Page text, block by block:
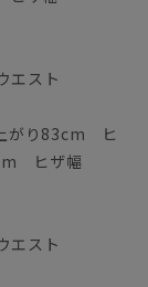
エスト
がり83cm ヒ
ヒザ幅
エスト